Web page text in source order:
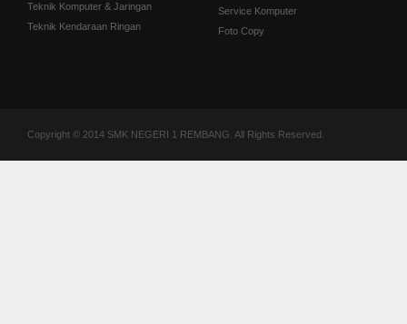
Teknik Komputer & Jaringan
Teknik Kendaraan Ringan
Service Komputer
Foto Copy
Copyright © 2014 SMK NEGERI 1 REMBANG. All Rights Reserved.